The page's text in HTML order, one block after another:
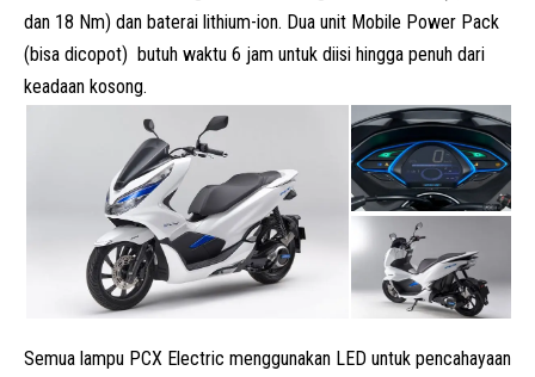
dan 18 Nm) dan baterai lithium-ion. Dua unit Mobile Power Pack
(bisa dicopot) butuh waktu 6 jam untuk diisi hingga penuh dari
keadaan kosong.
Semua lampu PCX Electric menggunakan LED untuk pencahayaan